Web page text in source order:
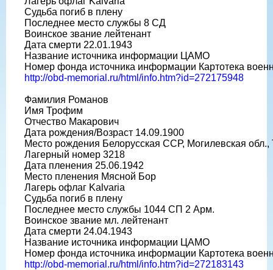
Судьба погиб в плену
Последнее место службы 8 СД
Воинское звание лейтенант
Дата смерти 22.01.1943
Название источника информации ЦАМО
Номер фонда источника информации Картотека
http://obd-memorial.ru/html/info.htm?id=272175948
Фамилия Романов
Имя Трофим
Отчество Макарович
Дата рождения/Возраст 14.09.1900
Место рождения Белорусская ССР, Могилевская обл.,
Лагерный номер 3218
Дата пленения 25.06.1942
Место пленения Мясной Бор
Лагерь офлаг Kalvaria
Судьба погиб в плену
Последнее место службы 1044 СП 2 Арм.
Воинское звание мл. лейтенант
Дата смерти 24.04.1943
Название источника информации ЦАМО
Номер фонда источника информации Картотека
http://obd-memorial.ru/html/info.htm?id=272183143